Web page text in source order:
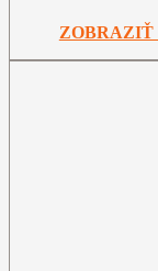
ZOBRAZIŤ